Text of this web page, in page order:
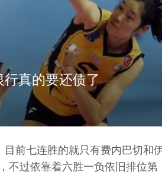
真的要还债了
前七连胜的就只有费内巴切和
不过依靠着六胜一负依旧排位第